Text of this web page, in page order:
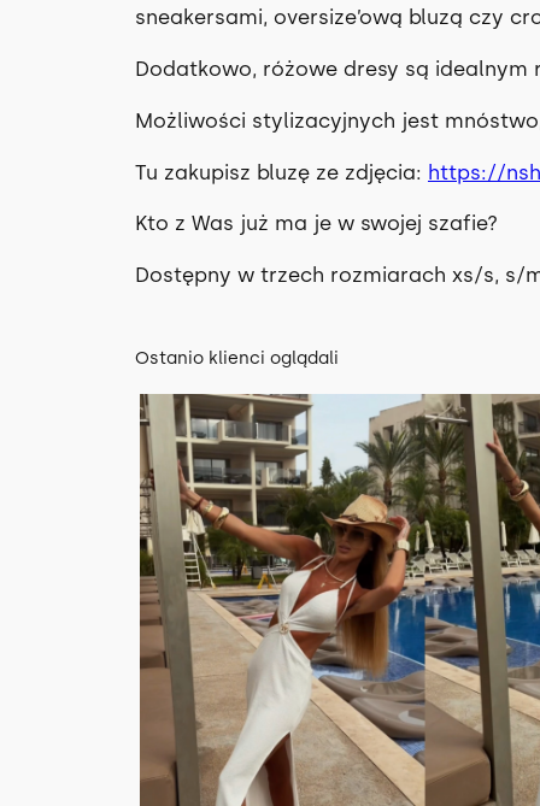
sneakersami, oversize’ową bluzą czy
Dodatkowo, różowe dresy są idealnym
Możliwości stylizacyjnych jest
Tu zakupisz bluzę ze zdjęcia: https://
Kto z Was już ma je w swojej szafie?
Dostępny w trzech rozmiarach xs/s, s/
Ostanio klienci oglądali